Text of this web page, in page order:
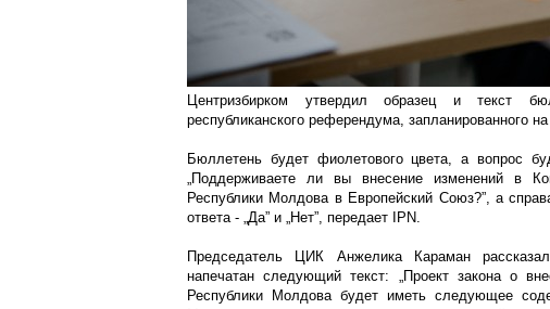
Центризбирком утвердил образец и текст
республиканского референдума, запланированного
Бюллетень будет фиолетового цвета, а вопрос
„Поддерживаете ли вы внесение изменений в
Республики Молдова в Европейский Союз?”, а
ответа - „Да” и „Нет”, передает IPN.
Председатель ЦИК Анжелика Караман
напечатан следующий текст: „Проект закона о
Республики Молдова будет иметь следующее